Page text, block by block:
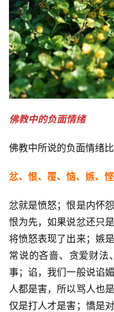
佛教中的负面情绪
佛教中所说的负面情绪
忿、恨、覆、恼、嫉、
忿就是愤怒；恨是内怀
恨为先，如果说忿还只
将愤怒表现了出来；嫉
常说的吝啬、贪爱财法
事；谄，我们一般说谄
人都是害，所以骂人也
仅是打人才是害；憍是